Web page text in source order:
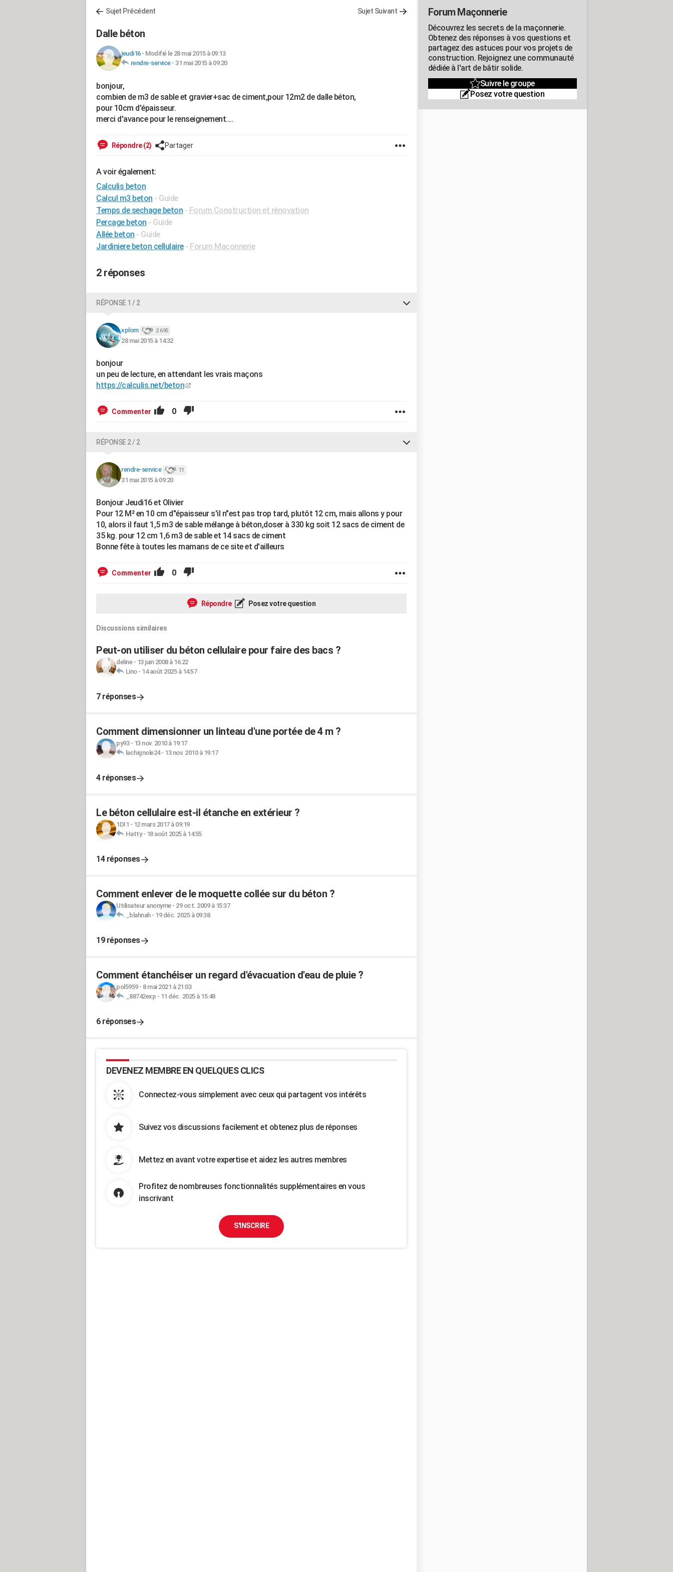
Sujet Précédent Sujet Suivant
Dalle béton
jeudi16- Modifié le 28 mai 2015 à 09:13
rendre-service- 31 mai 2015 à 09:20
bonjour,
combien de m3 de sable et gravier+sac de ciment,pour 12m2 de dalle béton,
pour 10cm d'épaisseur.
merci d'avance pour le renseignement....
Répondre (2) Partager
A voir également:
Calculis beton
Calcul m3 beton - Guide
Temps de sechage beton - Forum Construction et rénovation
Percage beton - Guide
Allée beton - Guide
Jardiniere beton cellulaire - Forum Maçonnerie
2 réponses
RÉPONSE 1 / 2
xplom 2 695
28 mai 2015 à 14:32
bonjour
un peu de lecture, en attendant les vrais maçons
https://calculis.net/beton
Commenter 0
RÉPONSE 2 / 2
rendre-service 11
31 mai 2015 à 09:20
Bonjour Jeudi16 et Olivier
Pour 12 M² en 10 cm d"épaisseur s'il n"est pas trop tard, plutôt 12 cm, mais allons y pour
10, alors il faut 1,5 m3 de sable mélange à béton,doser à 330 kg soit 12 sacs de ciment de
35 kg. pour 12 cm 1,6 m3 de sable et 14 sacs de ciment
Bonne fête à toutes les mamans de ce site et d'ailleurs
Commenter 0
Répondre Posez votre question
Discussions similaires
Peut-on utiliser du béton cellulaire pour faire des bacs ?
deline- 13 juin 2008 à 16:22
Lino- 14 août 2025 à 14:57
7 réponses
Comment dimensionner un linteau d'une portée de 4 m ?
py93- 13 nov. 2010 à 19:17
lachignole24- 13 nov. 2010 à 19:17
4 réponses
Le béton cellulaire est-il étanche en extérieur ?
1DI1 - 12 mars 2017 à 09:19
Hatty- 18 août 2025 à 14:55
14 réponses
Comment enlever de le moquette collée sur du béton ?
Utilisateur anonyme- 29 oct. 2009 à 15:37
_blahnah- 19 déc. 2025 à 09:38
19 réponses
Comment étanchéiser un regard d'évacuation d'eau de pluie ?
pol5959- 8 mai 2021 à 21:03
_88742exp - 11 déc. 2025 à 15:48
6 réponses
DEVENEZ MEMBRE EN QUELQUES CLICS
Connectez-vous simplement avec ceux qui partagent vos intérêts
Suivez vos discussions facilement et obtenez plus de réponses
Mettez en avant votre expertise et aidez les autres membres
Profitez de nombreuses fonctionnalités supplémentaires en vous
inscrivant
S'INSCRIRE
Forum Maçonnerie
Découvrez les secrets de la maçonnerie.
Obtenez des réponses à vos questions et
partagez des astuces pour vos projets de
construction. Rejoignez une communauté
dédiée à l'art de bâtir solide.
Suivre le groupe
Posez votre question